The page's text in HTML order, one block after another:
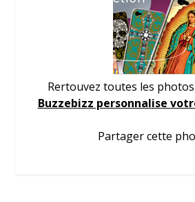
Rertouvez toutes les
Buzzebizz personnalise
Partager cette